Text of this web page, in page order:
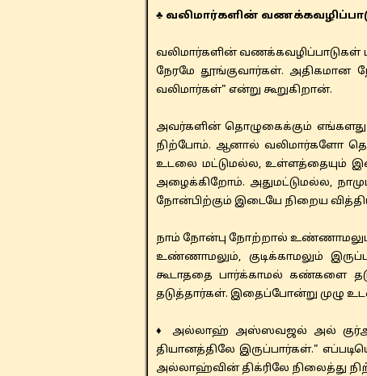
♣ வலிமார்களின்
வலிமார்களின் வணக்கவழிப்பாடுகள்
நேரமே தூங்குவார்கள். அதிகமான
வலிமார்கள்" என்று கூறுகிறான்.
அவர்களின் தொழுகைக்கும்
நிற்போம். ஆனால் வலிமார்களோ
உடலை மட்டுமல்ல, உள்ளத்தையும்
அழைக்கிறோம். அதுமட்டுமல்ல,
நோன்பிற்கும் இடையே நிறைய
நாம் நோன்பு நோற்றால் உண்ணாமலும்,
உண்ணாமலும், குடிக்காமலும்
கூடாததை பார்க்காமல் கண்களை
தடுத்தார்கள். இதைப்போன்று முழு
♦ அல்லாஹ் அஸ்ஸவஜல் அல்
தியானத்திலே இருப்பார்கள்."
அல்லாஹ்வின் திக்ரிலே நிலைத்து